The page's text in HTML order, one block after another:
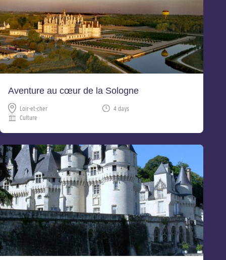
Aventure au cœur de la Sologne
Loir-et-cher
4 days
Culture